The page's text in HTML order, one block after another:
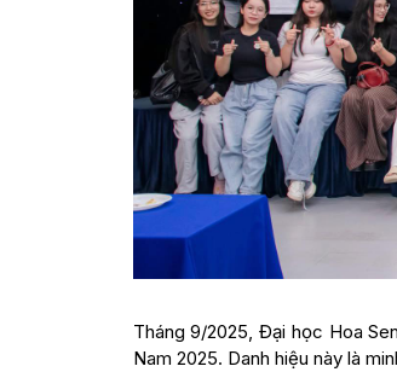
Tháng 9/2025, Đại học Hoa
Nam 2025. Danh hiệu này là